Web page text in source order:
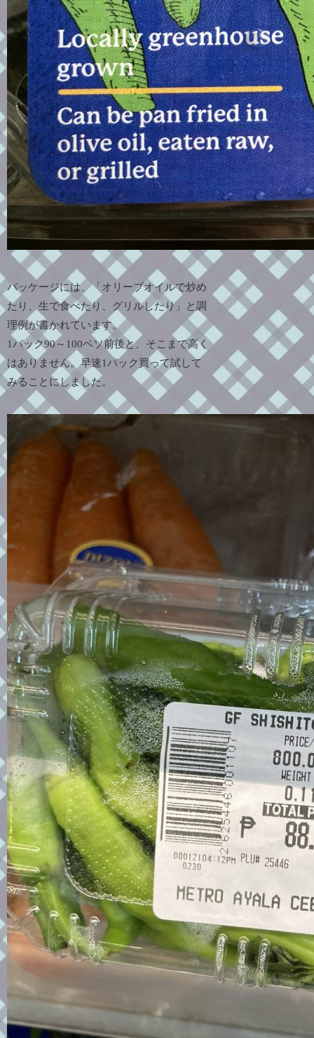
パッケージには、「オリーブオイルで炒め
たり、生で食べたり、グリルしたり」と調
理例が書かれています。
1パック90～100ペソ前後と、そこまで高く
はありません。早速1パック買って試して
みることにしました。